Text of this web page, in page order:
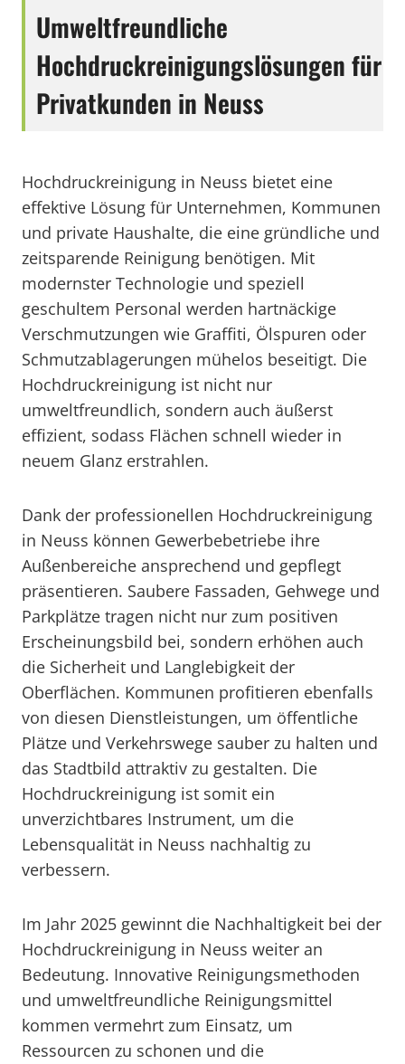
Umweltfreundliche
Hochdruckreinigungslösungen für
Privatkunden in Neuss
Hochdruckreinigung in Neuss bietet eine
effektive Lösung für Unternehmen, Kommunen
und private Haushalte, die eine gründliche und
zeitsparende Reinigung benötigen. Mit
modernster Technologie und speziell
geschultem Personal werden hartnäckige
Verschmutzungen wie Graffiti, Ölspuren oder
Schmutzablagerungen mühelos beseitigt. Die
Hochdruckreinigung ist nicht nur
umweltfreundlich, sondern auch äußerst
effizient, sodass Flächen schnell wieder in
neuem Glanz erstrahlen.
Dank der professionellen Hochdruckreinigung
in Neuss können Gewerbebetriebe ihre
Außenbereiche ansprechend und gepflegt
präsentieren. Saubere Fassaden, Gehwege und
Parkplätze tragen nicht nur zum positiven
Erscheinungsbild bei, sondern erhöhen auch
die Sicherheit und Langlebigkeit der
Oberflächen. Kommunen profitieren ebenfalls
von diesen Dienstleistungen, um öffentliche
Plätze und Verkehrswege sauber zu halten und
das Stadtbild attraktiv zu gestalten. Die
Hochdruckreinigung ist somit ein
unverzichtbares Instrument, um die
Lebensqualität in Neuss nachhaltig zu
verbessern.
Im Jahr 2025 gewinnt die Nachhaltigkeit bei der
Hochdruckreinigung in Neuss weiter an
Bedeutung. Innovative Reinigungsmethoden
und umweltfreundliche Reinigungsmittel
kommen vermehrt zum Einsatz, um
Ressourcen zu schonen und die